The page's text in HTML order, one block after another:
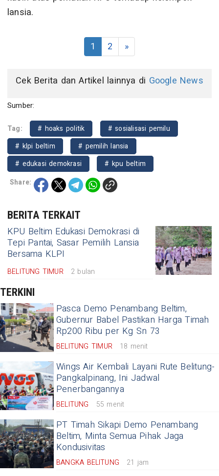
lansia.
1 2 »
Cek Berita dan Artikel lainnya di Google News
Sumber:
Tag: # hoaks politik
# sosialisasi pemilu
# klpi beltim
# pemilih lansia
# edukasi demokrasi
# kpu beltim
Share:
BERITA TERKAIT
KPU Beltim Edukasi Demokrasi di
Tepi Pantai, Sasar Pemilih Lansia
Bersama KLPI
BELITUNG TIMUR 2 bulan
TERKINI
Pasca Demo Penambang Beltim,
Gubernur Babel Pastikan Harga Timah
Rp200 Ribu per Kg Sn 73
BELITUNG TIMUR 18 menit
Wings Air Kembali Layani Rute Belitung-
Pangkalpinang, Ini Jadwal
Penerbangannya
BELITUNG 55 menit
PT Timah Sikapi Demo Penambang
Beltim, Minta Semua Pihak Jaga
Kondusivitas
BANGKA BELITUNG 21 jam